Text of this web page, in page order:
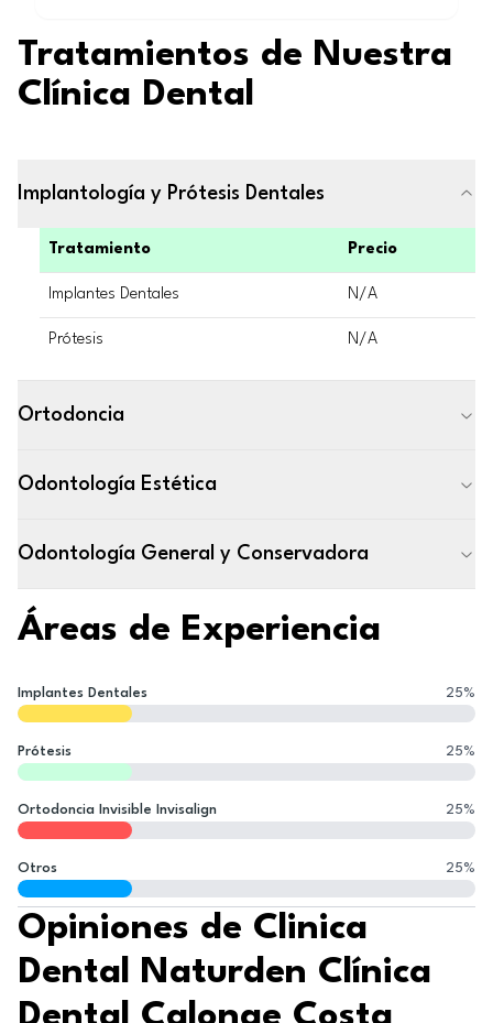
Tratamientos de Nuestra
Clínica Dental
Implantología y Prótesis Dentales
Tratamiento Precio
Implantes Dentales N/A
Prótesis N/A
Ortodoncia
Odontología Estética
Odontología General y Conservadora
Áreas de Experiencia
Implantes Dentales 25%
Prótesis 25%
Ortodoncia Invisible Invisalign 25%
Otros 25%
Opiniones de Clinica
Dental Naturden Clínica